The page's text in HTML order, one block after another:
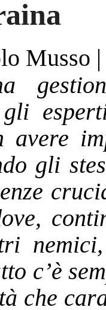
Musso
avere
gli
nemici,
c’è
che